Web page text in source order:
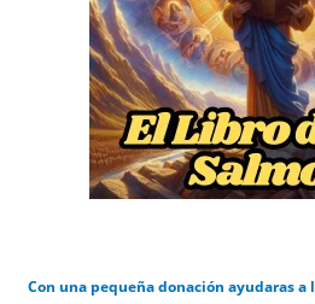
Con una pequeña donación ayudaras a